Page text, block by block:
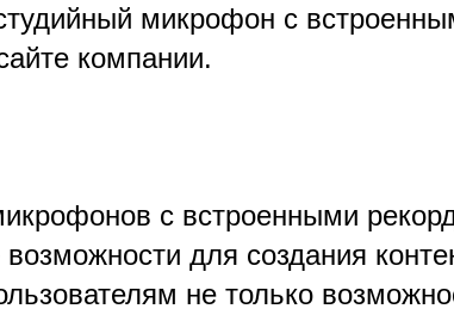
микрофон с
компании.
с встроенными
для создания
не только